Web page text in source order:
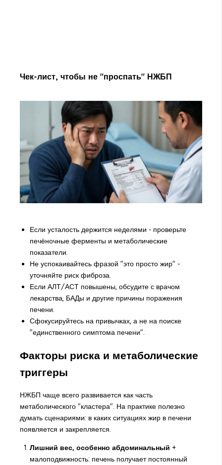
Чек-лист, чтобы не "проспать" НЖБП
Если усталость держится неделями - проверьте
печёночные ферменты и метаболические
показатели.
Не успокаивайтесь фразой "это просто жир" -
уточняйте риск фиброза.
Если АЛТ/АСТ повышены, обсудите с врачом
лекарства, БАДы и другие причины поражения
печени.
Сфокусируйтесь на привычках, а не на поиске
"единственного симптома печени".
Факторы риска и метаболические
триггеры
НЖБП чаще всего развивается как часть
метаболического "кластера". На практике полезно
думать сценариями: в каких ситуациях жир в печени
появляется и закрепляется.
Лишний вес, особенно абдоминальный +
малоподвижность: печень получает постоянный